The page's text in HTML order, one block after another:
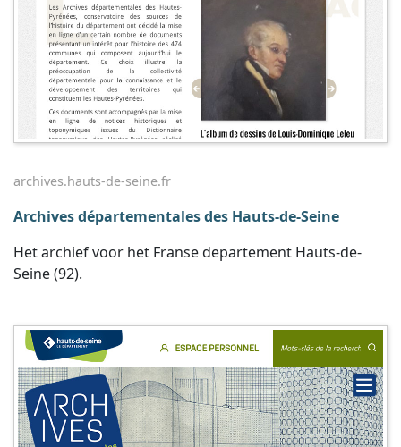
archives.hauts-de-seine.fr
Archives départementales des Hauts-de-Seine
Het archief voor het Franse departement Hauts-de-
Seine (92).